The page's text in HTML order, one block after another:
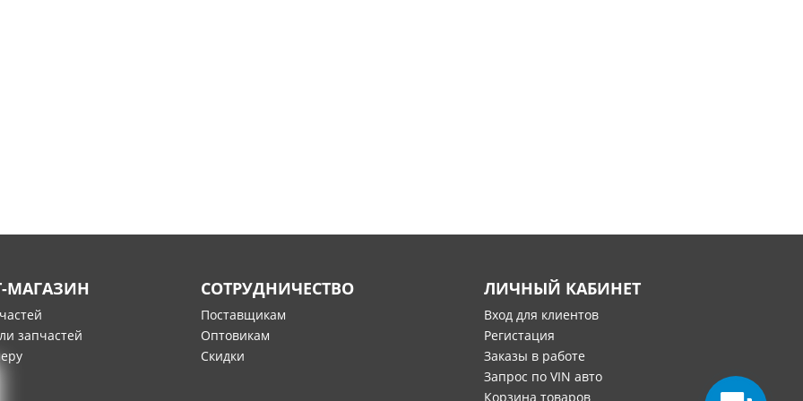
МАГАЗИН
запчастей
СОТРУДНИЧЕСТВО
Поставщикам
Оптовикам
Скидки
ЛИЧНЫЙ КАБИНЕТ
Вход для клиентов
Регистация
Заказы в работе
Запрос по VIN авто
Корзина товаров